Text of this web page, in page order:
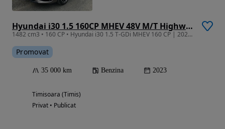
Hyundai i30 1.5 160CP MHEV 48V M/T Highway
1482 cm3 • 160 CP • Hyundai i30 1.5 T-GDi MHEV 160 CP | 2023 | 35.000 km | Prim proprietar
Promovat
35 000 km Benzina 2023
Timisoara (Timis)
Privat • Publicat